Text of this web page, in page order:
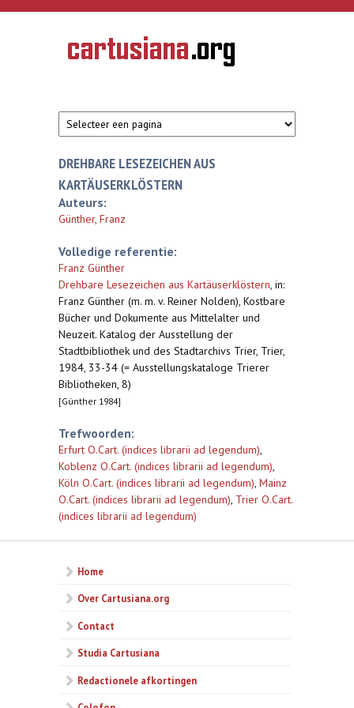
Overslaan en naar de inhoud gaan
CARTUSIANA
Geschiedenis
van de
DREHBARE LESEZEICHEN AUS
KARTÄUSERKLÖSTERN
Auteurs:
Günther, Franz
Volledige referentie:
Franz Günther
Drehbare Lesezeichen aus Kartäuserklöstern, in:
Franz Günther (m. m. v. Reiner Nolden), Kostbare
Bücher und Dokumente aus Mittelalter und
Neuzeit. Katalog der Ausstellung der
Stadtbibliothek und des Stadtarchivs Trier, Trier,
1984, 33-34 (= Ausstellungskataloge Trierer
Bibliotheken, 8)
[Günther 1984]
Trefwoorden:
Erfurt O.Cart. (indices librarii ad legendum),
Koblenz O.Cart. (indices librarii ad legendum),
Köln O.Cart. (indices librarii ad legendum), Mainz
O.Cart. (indices librarii ad legendum), Trier O.Cart.
(indices librarii ad legendum)
Home
Over Cartusiana.org
Contact
Studia Cartusiana
Redactionele afkortingen